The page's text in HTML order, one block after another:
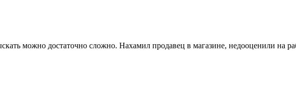
можно достаточно сложно. Нахамил продавец в магазине, недооценили на